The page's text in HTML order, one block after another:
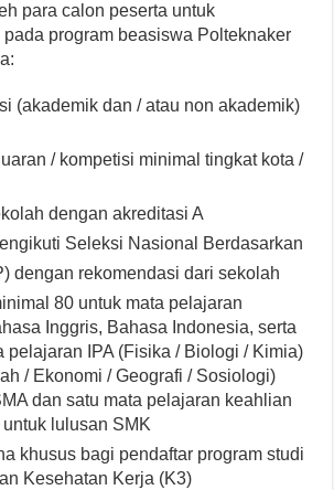
para calon peserta untuk
program beasiswa Polteknaker
(akademik dan / atau non akademik)
/ kompetisi minimal tingkat kota /
dengan akreditasi A
Seleksi Nasional Berdasarkan
dengan rekomendasi dari sekolah
80 untuk mata pelajaran
Inggris, Bahasa Indonesia, serta
pelajaran IPA (Fisika / Biologi / Kimia)
/ Ekonomi / Geografi / Sosiologi)
dan satu mata pelajaran keahlian
lulusan SMK
khusus bagi pendaftar program studi
Kesehatan Kerja (K3)